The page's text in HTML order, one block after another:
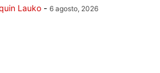
Lauko - 6 agosto, 2026